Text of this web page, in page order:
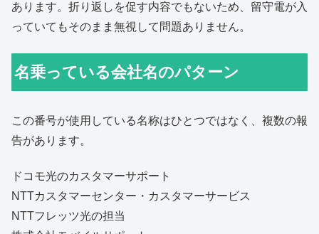
あります。折り返しを促す内容でもないため、留守電が入
っていてもそのまま無視して問題ありません。
名乗っている会社名のパターン
この番号が使用している名称はひとつではなく、複数の報
告があります。
ドコモ光のカスタマーサポート
NTTカスタマーセンター・カスタマーサービス
NTTフレッツ光の担当